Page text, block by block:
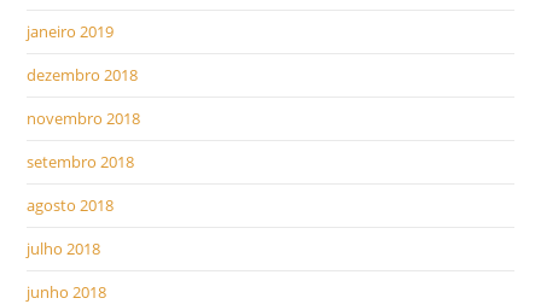
janeiro 2019
dezembro 2018
novembro 2018
setembro 2018
agosto 2018
julho 2018
junho 2018